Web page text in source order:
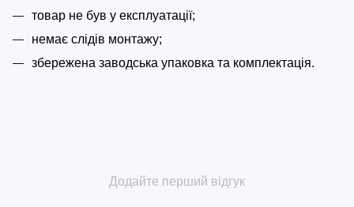
товар не був у експлуатації;
немає слідів монтажу;
збережена заводська упаковка та комплектація.
Додайте перший відгук